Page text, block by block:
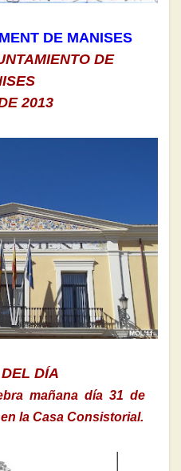
DE MANISES
DE
2013
DÍA
mañana día 31 de
la Casa Consistorial.